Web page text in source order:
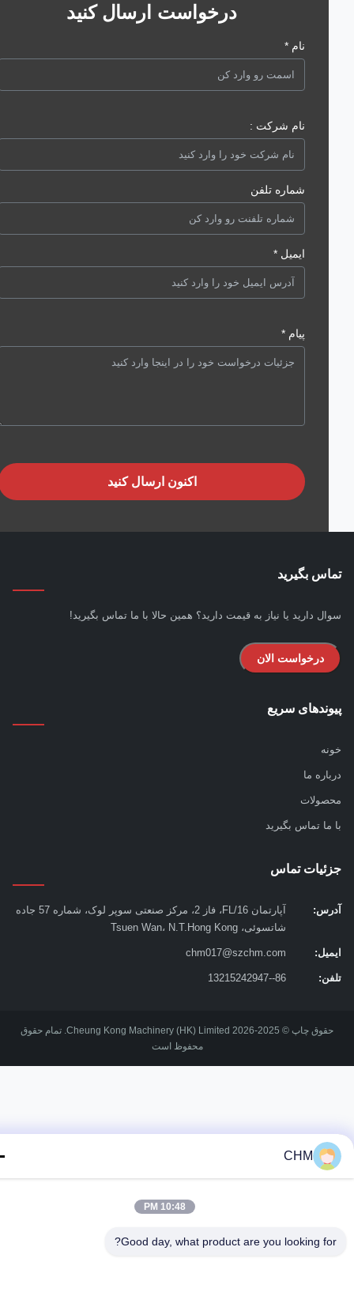
درخواست ارسال کنید
نام شرکت :
شماره تلفن
ایمیل *
اکنون ارسال کنید
بگیرید
دارید یا نیاز به قیمت دارید؟ همین حالا با ما تماس بگیرید!
درخواست الان
سریع
ما
تماس بگیرید
تماس
آپارتمان 16/FL، فاز 2، مرکز صنعتی سوپر لوک، شماره 57 جاده
شاتسوئی، Tsuen Wan، N.T.Hong Kong
chm017@szchm.com
حقوق چاپ © 2025-2026 Cheung Kong Machinery (HK) Limited. تمام حقوق
محفوظ است
CHM
10:48 PM
Good day, what product are you looking